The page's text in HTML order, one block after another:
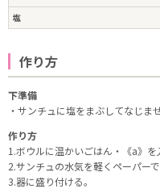
塩
作り方
下準備
・サンチュに塩をまぶしてなじま
作り方
1.ボウルに温かいごはん・《a》を
2.サンチュの水気を軽くペーパー
3.器に盛り付ける。